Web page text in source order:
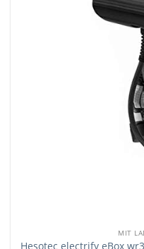
MIT
Hesotec electrify eBox